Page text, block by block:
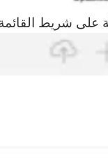
على شريط